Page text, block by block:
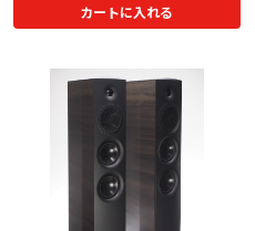
カートに入れる